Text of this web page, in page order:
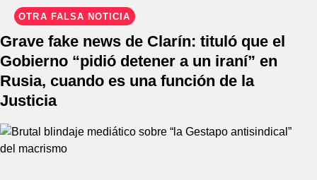
OTRA FALSA NOTICIA
Grave fake news de Clarín: tituló que el
Gobierno “pidió detener a un iraní” en
Rusia, cuando es una función de la
Justicia